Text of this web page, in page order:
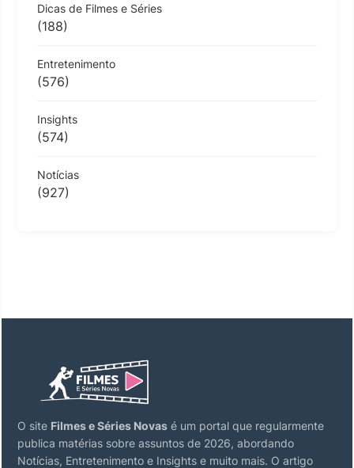
Dicas de Filmes e Séries
(188)
Entretenimento
(576)
Insights
(574)
Notícias
(927)
O site Filmes e Séries Novas é um portal que regularmente
publica matérias sobre assuntos de 2026, abordando
Notícias, Entretenimento e Insights e muito mais. O artigo